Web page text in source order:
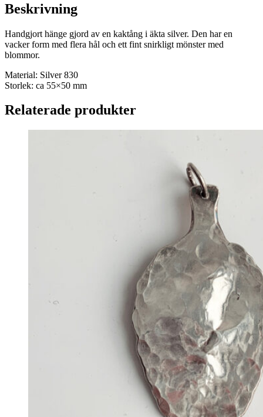
Beskrivning
Handgjort hänge gjord av en kaktång i äkta silver. Den har en
vacker form med flera hål och ett fint snirkligt mönster med
blommor.
Material: Silver 830
Storlek: ca 55×50 mm
Relaterade produkter